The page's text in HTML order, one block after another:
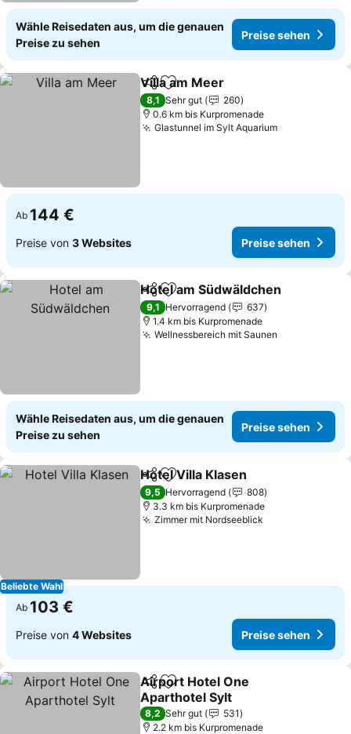
Wähle Reisedaten aus, um die genauen
Preise zu sehen
Preise sehen
TeilenZu Favoriten hinzufügen
Villa am Meer
8,1 Sehr gut
260
0.6 km bis Kurpromenade
Glastunnel im Sylt AquariumPreise sehen
Ab 144 €
Preise von 3 Websites Preise sehen
TeilenZu Favoriten hinzufügen
Hotel am Südwäldchen
9,1 Hervorragend
637
1.4 km bis Kurpromenade
Wellnessbereich mit Saunen
Wähle Reisedaten aus, um die genauen
Preise zu sehen
Preise sehen
Beliebte Wahl
TeilenZu Favoriten hinzufügen
Hotel Villa Klasen
9,5 Hervorragend
808
3.3 km bis Kurpromenade
Zimmer mit Nordseeblick
Ab 103 €
Preise von 4 Websites Preise sehen
TeilenZu Favoriten hinzufügen
Airport Hotel One
Aparthotel Sylt
Preise sehen
8,2 Sehr gut
531
2.2 km bis Kurpromenade